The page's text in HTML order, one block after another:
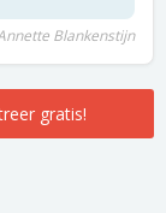
Blankenstijn
gratis!